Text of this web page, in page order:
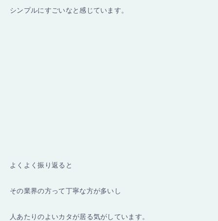
シンプルにすごいなと感じています。
よくよく振り返ると
その業界の方って丁寧な方が多いし
人あたりのよいカタが居る気がしています。